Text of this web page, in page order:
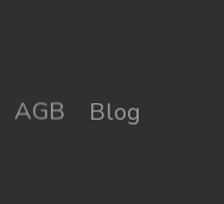
AGB
Blog